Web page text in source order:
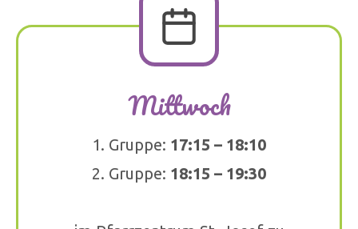
Mittwoch
1. Gruppe: 17:15 – 18:10
2. Gruppe: 18:15 – 19:30